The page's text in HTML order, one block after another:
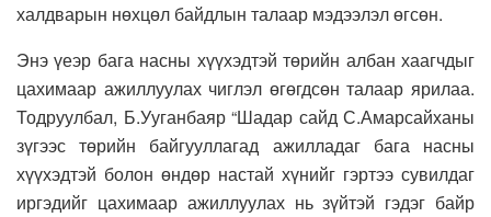
халдварын нөхцөл байдлын талаар мэдээлэл өгсөн.
Энэ үеэр бага насны хүүхэдтэй төрийн албан хаагчдыг
цахимаар ажиллуулах чиглэл өгөгдсөн талаар ярилаа.
Тодруулбал, Б.Ууганбаяр “Шадар сайд С.Амарсайханы
зүгээс төрийн байгууллагад ажилладаг бага насны
хүүхэдтэй болон өндөр настай хүнийг гэртээ сувилдаг
иргэдийг цахимаар ажиллуулах нь зүйтэй гэдэг байр